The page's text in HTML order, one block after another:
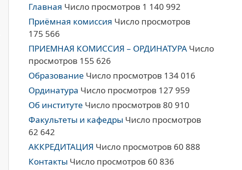
Главная Число просмотров 1 140 992
Приёмная комиссия Число просмотров
175 566
ПРИЕМНАЯ КОМИССИЯ – ОРДИНАТУРА Число
просмотров 155 626
Образование Число просмотров 134 016
Ординатура Число просмотров 127 959
Об институте Число просмотров 80 910
Факультеты и кафедры Число просмотров
62 642
АККРЕДИТАЦИЯ Число просмотров 60 888
Контакты Число просмотров 60 836